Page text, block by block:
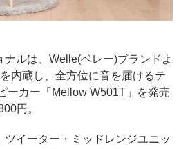
ナルは、Welle(ベレー)ブランドよ
内蔵し、全方位に音を届けるテ
ーカー「Mellow W501T」を発売
円。
イーター・ミッドレンジユニッ